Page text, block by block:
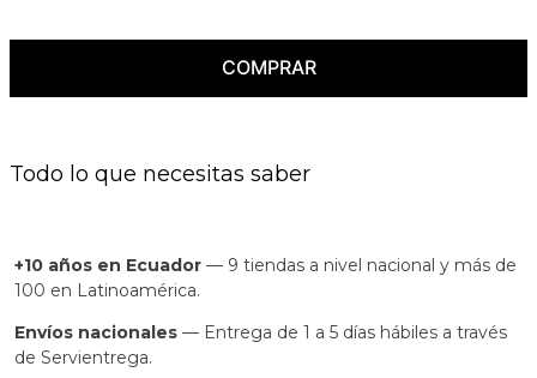
COMPRAR
Todo lo que necesitas saber
+10 años en Ecuador — 9 tiendas a nivel nacional y más de
100 en Latinoamérica.
Envíos nacionales — Entrega de 1 a 5 días hábiles a través
de Servientrega.